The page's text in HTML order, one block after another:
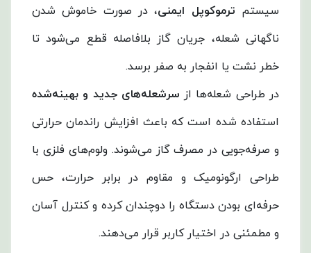
سیستم ترموکوپل ایمنی، در صورت خاموش شدن
ناگهانی شعله، جریان گاز بلافاصله قطع می‌شود تا
خطر نشت یا انفجار به صفر برسد.
در طراحی شعله‌ها از سرشعله‌های جدید و بهینه‌شده
استفاده شده است که باعث افزایش راندمان حرارتی
و صرفه‌جویی در مصرف گاز می‌شوند. ولوم‌های فلزی با
طراحی ارگونومیک و مقاوم در برابر حرارت، حس
حرفه‌ای بودن دستگاه را دوچندان کرده و کنترل آسان
و مطمئنی در اختیار کاربر قرار می‌دهند.